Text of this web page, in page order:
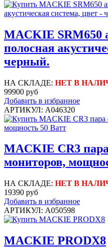
MACKIE SRM650
полосная
черный.
НА СКЛАДЕ: НЕТ В
99900 руб
Добавить в избранное
АРТИКУЛ: A046320
MACKIE CR3
мониторов,
НА СКЛАДЕ: НЕТ В
19390 руб
Добавить в избранное
АРТИКУЛ: A050598
MACKIE PRODX8